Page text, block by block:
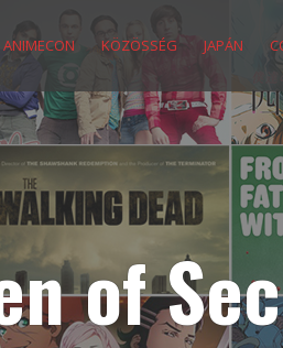
ANIMECON KÖZÖSSÉG JAPÁN
of